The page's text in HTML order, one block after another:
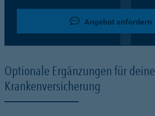
Angebot anfordern
Optionale Ergänzungen für deine
Krankenversicherung